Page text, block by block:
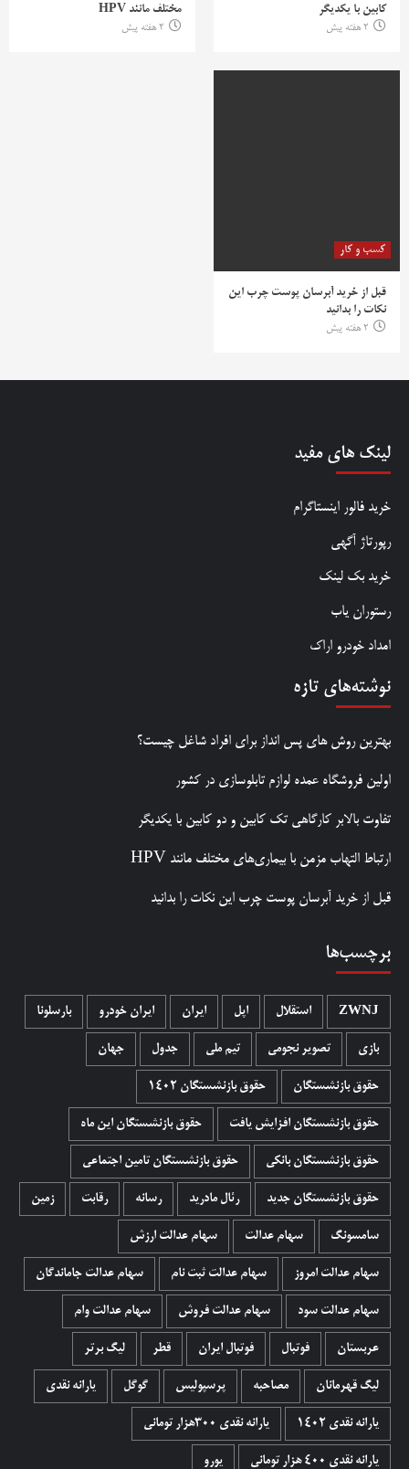
کابین با یکدیگر
2 هفته پیش
مختلف مانند HPV
2 هفته پیش
کسب و کار
قبل از خرید آبرسان پوست چرب این
نکات را بدانید
2 هفته پیش
لینک های مفید
خرید فالور اینستاگرام
رپورتاژ آگهی
خرید بک لینک
رستوران یاب
امداد خودرو اراک
نوشته‌های تازه
بهترین روش‌ های پس‌ انداز برای افراد شاغل چیست؟
اولین فروشگاه عمده لوازم تابلوسازی در کشور
تفاوت بالابر کارگاهی تک کابین و دو کابین با یکدیگر
ارتباط التهاب مزمن با بیماری‌های مختلف مانند HPV
قبل از خرید آبرسان پوست چرب این نکات را بدانید
برچسب‌ها
ZWNJ استقلال اپل ایران ایران خودرو بارسلونا
بازی تصویر نجومی تیم ملی جدول جهان
حقوق بازنشستگان حقوق بازنشستگان 1402
حقوق بازنشستگان افزایش یافت حقوق بازنشستگان این ماه
حقوق بازنشستگان بانکی حقوق بازنشستگان تامین اجتماعی
حقوق بازنشستگان جدید رئال مادرید رسانه رقابت زمین
سامسونگ سهام عدالت سهام عدالت ارزش
سهام عدالت امروز سهام عدالت ثبت نام سهام عدالت جاماندگان
سهام عدالت سود سهام عدالت فروش سهام عدالت وام
عربستان فوتبال فوتبال ایران قطر لیگ برتر
لیگ قهرمانان مصاحبه پرسپولیس گوگل یارانه نقدی
یارانه نقدی 1402 یارانه نقدی ۳۰۰هزار تومانی
یارانه نقدی ۴۰۰ هزار تومانی یورو